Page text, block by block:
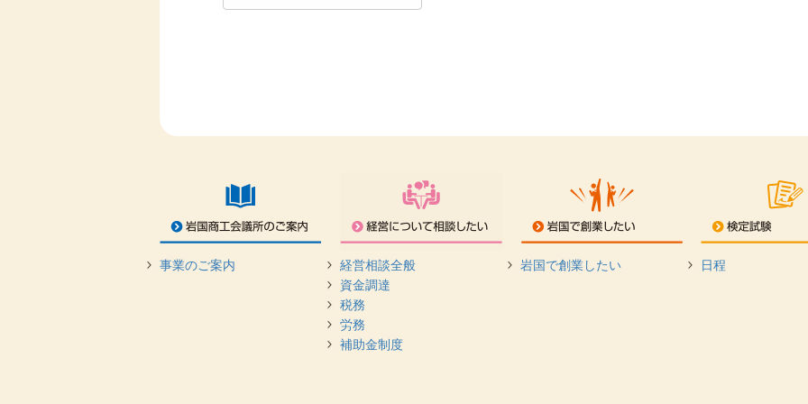
事業のご案内
経営相談全般
資金調達
税務
労務
補助金制度
岩国で創業したい 日程